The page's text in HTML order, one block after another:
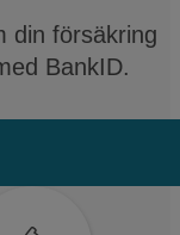
din försäkring
BankID.